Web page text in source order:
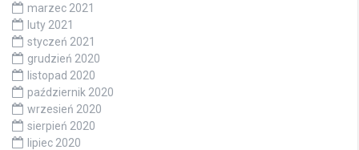
marzec 2021
luty 2021
styczeń 2021
grudzień 2020
listopad 2020
październik 2020
wrzesień 2020
sierpień 2020
lipiec 2020